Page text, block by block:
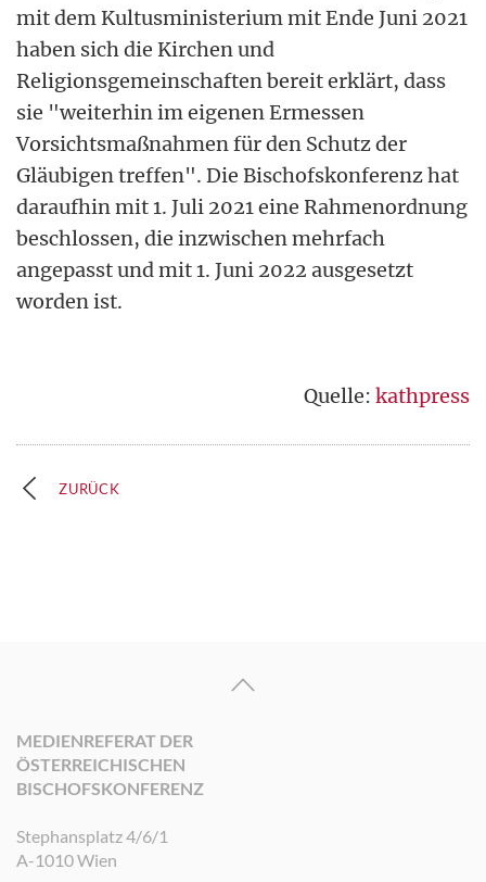
mit dem Kultusministerium mit Ende Juni 2021
haben sich die Kirchen und
Religionsgemeinschaften bereit erklärt, dass
sie "weiterhin im eigenen Ermessen
Vorsichtsmaßnahmen für den Schutz der
Gläubigen treffen". Die Bischofskonferenz hat
daraufhin mit 1. Juli 2021 eine Rahmenordnung
beschlossen, die inzwischen mehrfach
angepasst und mit 1. Juni 2022 ausgesetzt
worden ist.
Quelle: kathpress
ZURÜCK
MEDIENREFERAT DER
ÖSTERREICHISCHEN
BISCHOFSKONFERENZ
Stephansplatz 4/6/1
A-1010 Wien